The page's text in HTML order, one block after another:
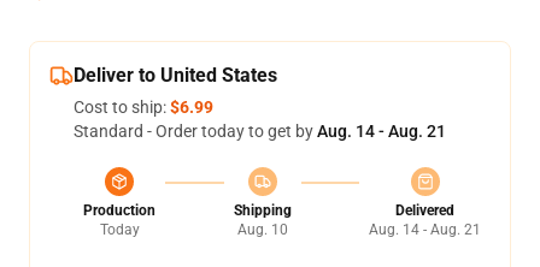
Deliver to United States
Cost to ship:$6.99
Standard - Order today to get byAug. 14 - Aug. 21
Production
Today
Shipping
Aug. 10
Delivered
Aug. 14 - Aug. 21